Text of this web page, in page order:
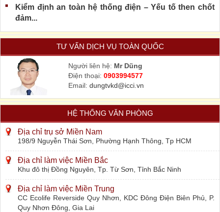
Kiểm định an toàn hệ thống điện – Yếu tố then chốt
đảm...
TƯ VẤN DỊCH VỤ TOÀN QUỐC
Người liên hệ: Mr Dũng
Điện thoại: 0903994577
Email: dungtvkd@icci.vn
HỆ THỐNG VĂN PHÒNG
Địa chỉ trụ sở Miền Nam
198/9 Nguyễn Thái Sơn, Phường Hạnh Thông, Tp HCM
Địa chỉ làm việc Miền Bắc
Khu đô thị Đồng Nguyên, Tp. Từ Sơn, Tỉnh Bắc Ninh
Địa chỉ làm việc Miền Trung
CC Ecolife Reverside Quy Nhơn, KDC Đông Điện Biên Phủ, P.
Quy Nhơn Đông, Gia Lai